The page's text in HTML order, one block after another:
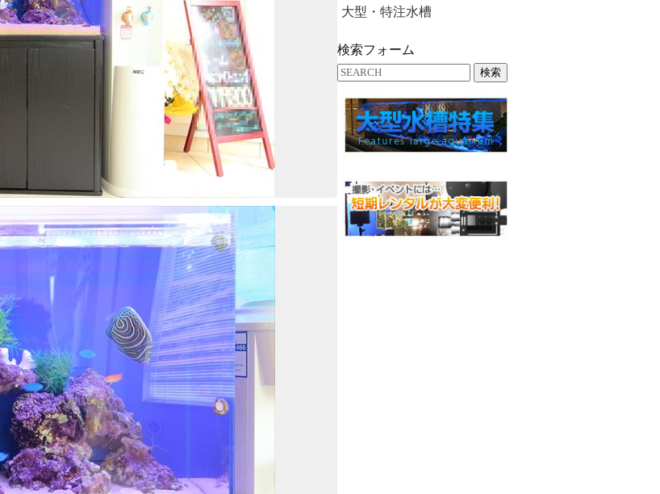
大型・特注水槽
検索フォーム
検索